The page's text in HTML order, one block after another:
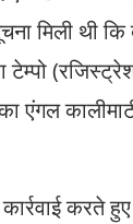
मिली थी
टेम्पो
एंगल
करते